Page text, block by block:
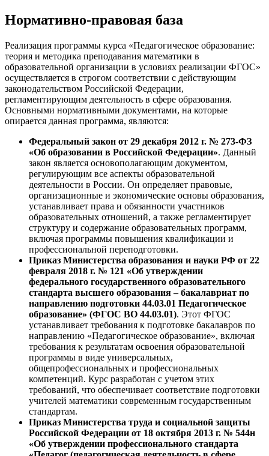
Нормативно-правовая база
Реализация программы курса «Педагогическое образование:
теория и методика преподавания математики в
образовательной организации в условиях реализации ФГОС»
осуществляется в строгом соответствии с действующим
законодательством Российской Федерации,
регламентирующим деятельность в сфере образования.
Основными нормативными документами, на которые
опирается данная программа, являются:
Федеральный закон от 29 декабря 2012 г. № 273-ФЗ
«Об образовании в Российской Федерации». Данный
закон является основополагающим документом,
регулирующим все аспекты образовательной
деятельности в России. Он определяет правовые,
организационные и экономические основы образования,
устанавливает права и обязанности участников
образовательных отношений, а также регламентирует
структуру и содержание образовательных программ,
включая программы повышения квалификации и
профессиональной переподготовки.
Приказ Министерства образования и науки РФ от 22
февраля 2018 г. № 121 «Об утверждении
федерального государственного образовательного
стандарта высшего образования – бакалавриат по
направлению подготовки 44.03.01 Педагогическое
образование» (ФГОС ВО 44.03.01). Этот ФГОС
устанавливает требования к подготовке бакалавров по
направлению «Педагогическое образование», включая
требования к результатам освоения образовательной
программы в виде универсальных,
общепрофессиональных и профессиональных
компетенций. Курс разработан с учетом этих
требований, что обеспечивает соответствие подготовки
учителей математики современным государственным
стандартам.
Приказ Министерства труда и социальной защиты
Российской Федерации от 18 октября 2013 г. № 544н
«Об утверждении профессионального стандарта